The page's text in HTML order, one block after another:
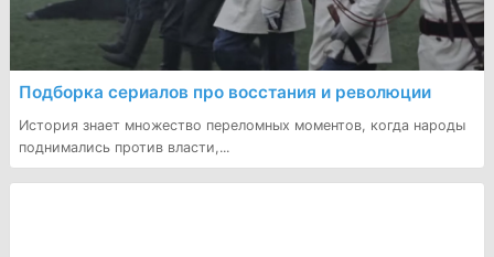
Подборка сериалов про восстания и революции
История знает множество переломных моментов, когда народы
поднимались против власти,...